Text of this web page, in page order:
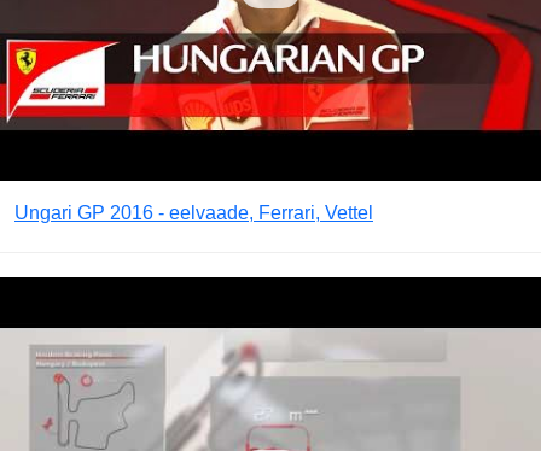
Ungari GP 2016 - eelvaade, Ferrari, Vettel